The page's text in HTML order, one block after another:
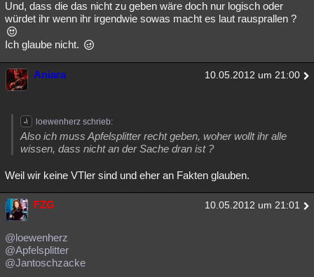
Und, dass die das nicht zu geben wäre doch nur logisch oder
würdet ihr wenn ihr irgendwie sowas macht es laut rausprallen ?
Ich glaube nicht.
Aniara 10.05.2012 um 21:00
loewenherz schrieb:
Also ich muss Apfelsplitter recht geben, woher wollt ihr alle
wissen, dass nicht an der Sache dran ist ?
Weil wir keine VTler sind und eher an Fakten glauben.
FZG 10.05.2012 um 21:01
@loewenherz
@Apfelsplitter
@Jantoschzacke